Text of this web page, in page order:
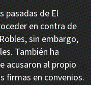
pasadas de El
en contra de
sin embargo,
También ha
acusaron al propio
firmas en convenios.